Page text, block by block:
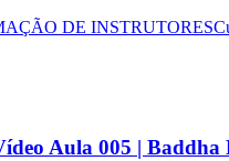
DE INSTRUTORES
Aula 005 | Baddha